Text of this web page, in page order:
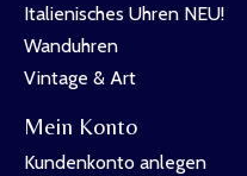
Italienisches Uhren NEU!
Wanduhren
Vintage & Art
Mein Konto
Kundenkonto anlegen